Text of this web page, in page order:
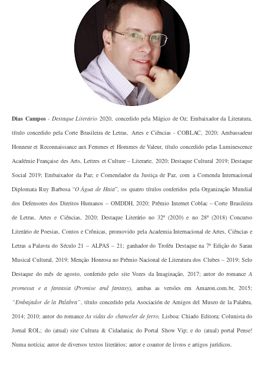
Dias Campos- Destaque Literário 2020, concedido pela Mágico de Oz; Embaixador da Literatura,
título concedido pela Corte Brasileira de Letras, Artes e Ciências - COBLAC, 2020; Ambassadeur
Honneur et Reconnaissance aux Femmes et Hommes de Valeur, título concedido pelas Luminescence
Académie Française des Arts, Lettres et Culture – Literarte, 2020; Destaque Cultural 2019; Destaque
Social 2019; Embaixador da Paz; e Comendador da Justiça de Paz, com a Comenda Internacional
Diplomata Ruy Barbosa “O Água de Haia”, os quatro títulos conferidos pela Organização Mundial
dos Defensores dos Direitos Humanos – OMDDH, 2020; Prêmio Internet Coblac – Corte Brasileira
de Letras, Artes e Ciências, 2020; Destaque Literário no 32º (2020) e no 28º (2018) Concurso
Literário de Poesias, Contos e Crônicas, promovido pela Academia Internacional de Artes, Ciências e
Letras a Palavra do Século 21 – ALPAS – 21; ganhador do Troféu Destaque na 7ª Edição do Sarau
Musical Cultural, 2019; Menção Honrosa no Prêmio Nacional de Literatura dos Clubes – 2019; Selo
Destaque do mês de agosto, conferido pelo site Vozes da Imaginação, 2017; autor do romance A
promessa e a fantasia (Promise and fantasy), ambas as versões em Amazon.com.br, 2015;
“Embajador de la Palabra” , título concedido pela Asociación de Amigos del Museo de la Palabra,
2014; 2010; autor do romanceAs vidas do chanceler de ferro, Lisboa: Chiado Editora; Colunista do
Jornal ROL; do (atual) site Cultura & Cidadania; do Portal Show Vip; e do (atual) portal Pense!
Numa notícia; autor de diversos textos literários; autor e coautor de livros e artigos jurídicos.